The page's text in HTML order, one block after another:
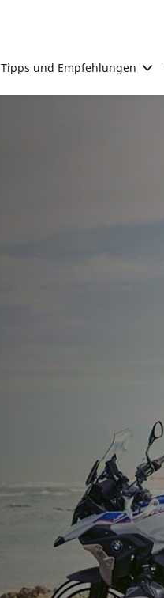
Tipps und Empfehlungen